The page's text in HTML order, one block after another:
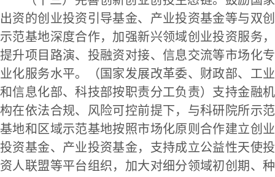
出资的创业投资引导基金、产业投资基金等与双创
示范基地深度合作，加强新兴领域创业投资服务，
提升项目路演、投融资对接、信息交流等市场化专
业化服务水平。（国家发展改革委、财政部、工业
和信息化部、科技部按职责分工负责）支持金融机
构在依法合规、风险可控前提下，与科研院所示范
基地和区域示范基地按照市场化原则合作建立创业
投资基金、产业投资基金，支持成立公益性天使投
资人联盟等平台组织，加大对细分领域初创期、种